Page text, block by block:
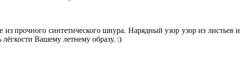
прочного синтетического шнура. Нарядный узор узор из листьев и
Вашему летнему образу. :)